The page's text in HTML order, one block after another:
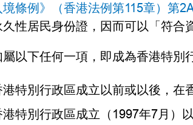
境條例》（香港法例第115章）第
性居民身份證，因而可以「符合
以下任何一項，即成為香港特別
港特別行政區成立以前或以後，在
港特別行政區成立（1997年7月）